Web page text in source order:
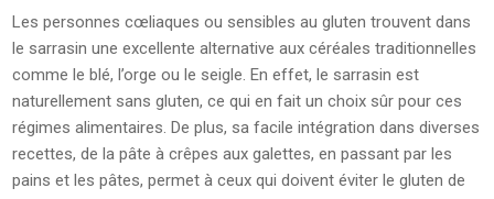
Les personnes cœliaques ou sensibles au gluten trouvent dans
le sarrasin une excellente alternative aux céréales traditionnelles
comme le blé, l’orge ou le seigle. En effet, le sarrasin est
naturellement sans gluten, ce qui en fait un choix sûr pour ces
régimes alimentaires. De plus, sa facile intégration dans diverses
recettes, de la pâte à crêpes aux galettes, en passant par les
pains et les pâtes, permet à ceux qui doivent éviter le gluten de